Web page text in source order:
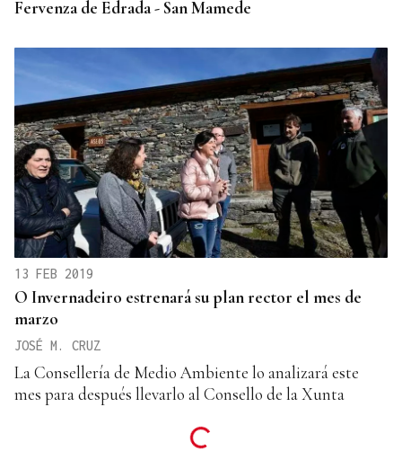
Fervenza de Edrada - San Mamede
13 FEB 2019
O Invernadeiro estrenará su plan rector el mes de
marzo
JOSÉ M. CRUZ
La Consellería de Medio Ambiente lo analizará este
mes para después llevarlo al Consello de la Xunta